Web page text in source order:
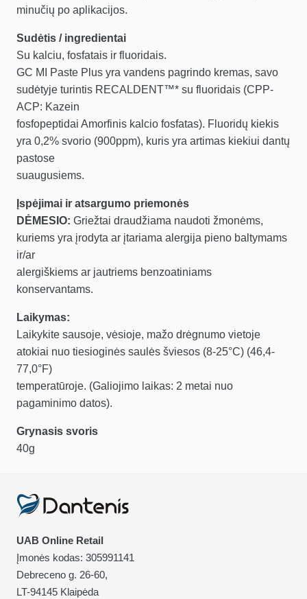
minučių po aplikacijos.
Sudėtis / ingredientai
Su kalciu, fosfatais ir fluoridais.
GC MI Paste Plus yra vandens pagrindo kremas, savo
sudėtyje turintis RECALDENT™* su fluoridais (CPP-
ACP: Kazein
fosfopeptidai Amorfinis kalcio fosfatas). Fluoridų kiekis
yra 0,2% svorio (900ppm), kuris yra artimas kiekiui dantų
pastose
suaugusiems.
Įspėjimai ir atsargumo priemonės
DĖMESIO: Griežtai draudžiama naudoti žmonėms,
kuriems yra įrodyta ar įtariama alergija pieno baltymams
ir/ar
alergiškiems ar jautriems benzoatiniams
konservantams.
Laikymas:
Laikykite sausoje, vėsioje, mažo drėgnumo vietoje
atokiai nuo tiesioginės saulės šviesos (8-25°C) (46,4-
77,0°F)
temperatūroje. (Galiojimo laikas: 2 metai nuo
pagaminimo datos).
Grynasis svoris
40g
UAB Online Retail
Įmonės kodas: 305991141
Debreceno g. 26-60,
LT-94145 Klaipėda